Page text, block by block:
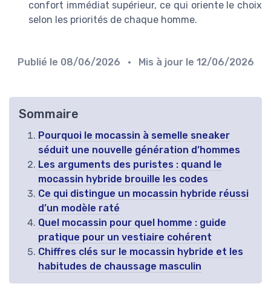
confort immédiat supérieur, ce qui oriente le choix
selon les priorités de chaque homme.
Publié le 08/06/2026 • Mis à jour le 12/06/2026
Sommaire
Pourquoi le mocassin à semelle sneaker
séduit une nouvelle génération d’hommes
Les arguments des puristes : quand le
mocassin hybride brouille les codes
Ce qui distingue un mocassin hybride réussi
d’un modèle raté
Quel mocassin pour quel homme : guide
pratique pour un vestiaire cohérent
Chiffres clés sur le mocassin hybride et les
habitudes de chaussage masculin